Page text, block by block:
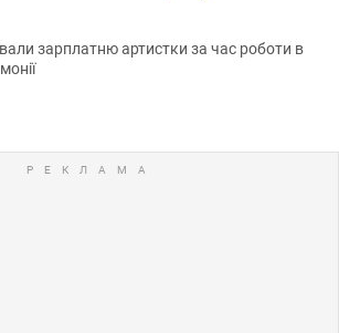
зарплатню артистки за час роботи в